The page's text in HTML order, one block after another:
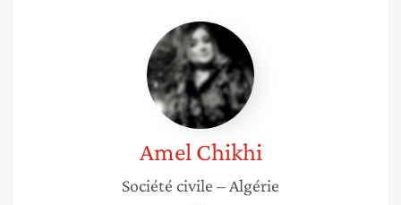
Amel
Chikhi
Amel Chikhi
Société civile – Algérie